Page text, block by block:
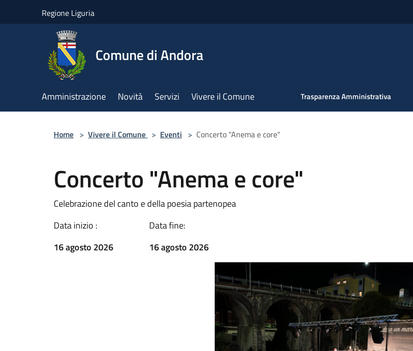
Regione Liguria
Comune di Andora
Amministrazione Novità Servizi Vivere il Comune Trasparenza Amministrativa
Home > Vivere il Comune > Eventi > Concerto "Anema e core"
Concerto "Anema e core"
Celebrazione del canto e della poesia partenopea
Data inizio :
16 agosto 2026
Data fine:
16 agosto 2026